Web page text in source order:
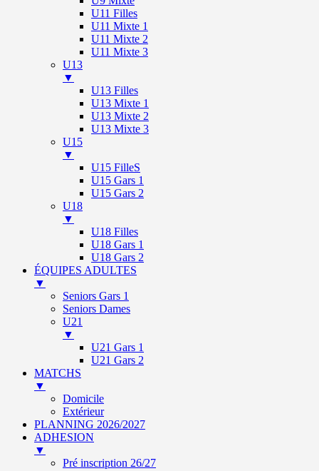
U11 Filles
U11 Mixte 1
U11 Mixte 2
U11 Mixte 3
U13
▼
U13 Filles
U13 Mixte 1
U13 Mixte 2
U13 Mixte 3
U15
▼
U15 FilleS
U15 Gars 1
U15 Gars 2
U18
▼
U18 Filles
U18 Gars 1
U18 Gars 2
ÉQUIPES ADULTES
▼
Seniors Gars 1
Seniors Dames
U21
▼
U21 Gars 1
U21 Gars 2
MATCHS
▼
Domicile
Extérieur
PLANNING 2026/2027
ADHESION
▼
Pré inscription 26/27